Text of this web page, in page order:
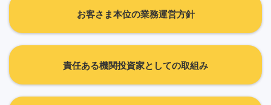
お客さま本位の業務運営方針
責任ある機関投資家としての取組み